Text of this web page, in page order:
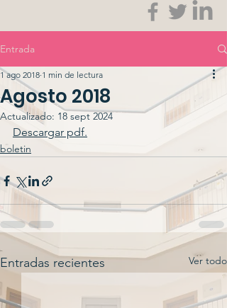
Entrada
Agosto 2018
1 ago 2018 1 min de lectura
Actualizado: 18 sept 2024
Descargar pdf.
boletin
Entradas recientes Ver todo